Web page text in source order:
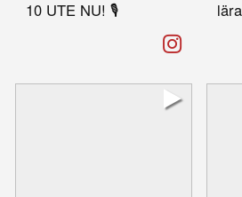
10 UTE NU! 🎙️
Day” är nu ute – i